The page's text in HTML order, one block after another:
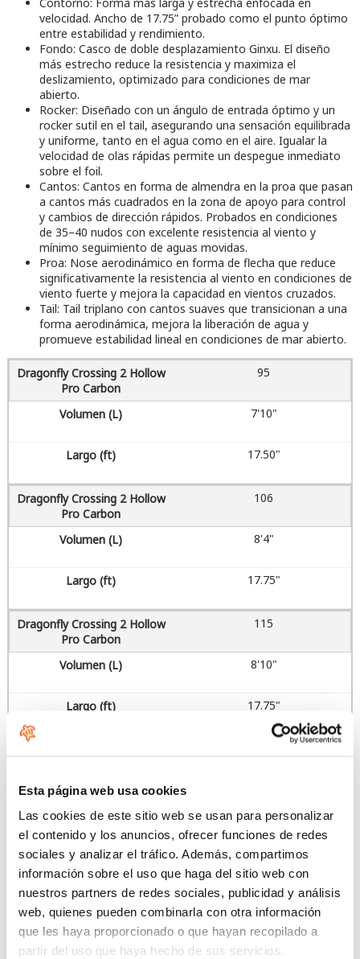
Esta página web usa cookies
Las cookies de este sitio web se usan para personalizar
el contenido y los anuncios, ofrecer funciones de redes
sociales y analizar el tráfico. Además, compartimos
información sobre el uso que haga del sitio web con
nuestros partners de redes sociales, publicidad y análisis
web, quienes pueden combinarla con otra información
que les haya proporcionado o que hayan recopilado a
partir del uso que haya hecho de sus servicios.
velocidad. Ancho de 17.75” probado como el punto óptimo
entre estabilidad y rendimiento.
Fondo: Casco de doble desplazamiento Ginxu. El diseño
más estrecho reduce la resistencia y maximiza el
deslizamiento, optimizado para condiciones de mar
abierto.
Rocker: Diseñado con un ángulo de entrada óptimo y un
rocker sutil en el tail, asegurando una sensación equilibrada
y uniforme, tanto en el agua como en el aire. Igualar la
velocidad de olas rápidas permite un despegue inmediato
sobre el foil.
Cantos: Cantos en forma de almendra en la proa que pasan
a cantos más cuadrados en la zona de apoyo para control
y cambios de dirección rápidos. Probados en condiciones
de 35–40 nudos con excelente resistencia al viento y
mínimo seguimiento de aguas movidas.
Proa: Nose aerodinámico en forma de flecha que reduce
significativamente la resistencia al viento en condiciones de
viento fuerte y mejora la capacidad en vientos cruzados.
Tail: Tail triplano con cantos suaves que transicionan a una
forma aerodinámica, mejora la liberación de agua y
promueve estabilidad lineal en condiciones de mar abierto.
95
7'10"
17.50"
106
8'4"
17.75"
115
8'10"
17.75"
17.75"
128
9'2"
17.75"